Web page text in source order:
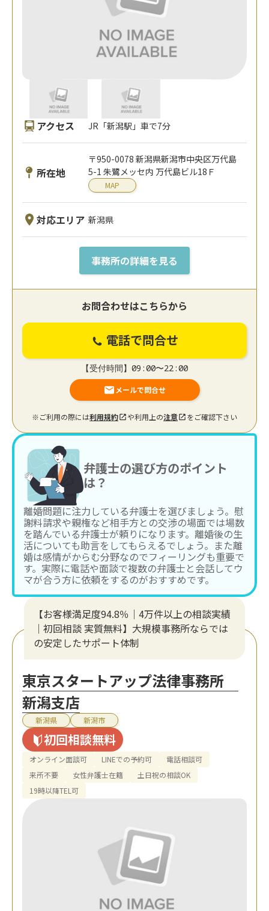
アクセス JR「新潟駅」車で7分
所在地
〒950-0078 新潟県新潟市中央区万代島
5-1 朱鷺メッセ内 万代島ビル18Ｆ
MAP
対応エリア 新潟県
事務所の詳細を見る
お問合わせはこちらから
電話で問合せ
【受付時間】09:00〜22:00
メールで問合せ
※ご利用の際には利用規約 や利用上の注意 をご確認下さい
弁護士の選び方のポイント
は？
離婚問題に注力している弁護士を選びましょう。慰
謝料請求や親権など相手方との交渉の場面では場数
を踏んでいる弁護士が頼りになります。離婚後の生
活についても助言をしてもらえるでしょう。また離
婚は感情がからむ分野なのでフィーリングも重要で
す。実際に電話や面談で複数の弁護士と会話してウ
マが合う方に依頼をするのがおすすめです。
【お客様満足度94.8％｜4万件以上の相談実績
｜初回相談 実質無料】大規模事務所ならでは
の安定したサポート体制
東京スタートアップ法律事務所
新潟支店
新潟県 新潟市
初回相談無料
オンライン面談可 LINEでの予約可
電話相談可
来所不要
女性弁護士在籍
土日祝の相談OK
19時以降TEL可